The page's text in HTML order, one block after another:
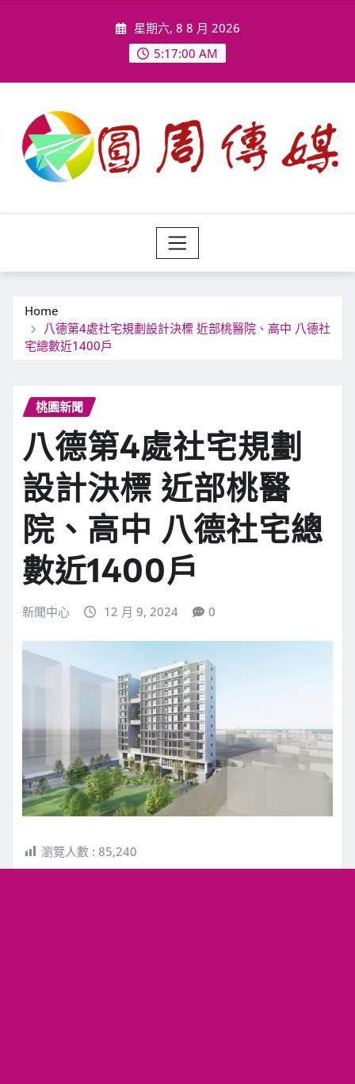
星期六, 8 8 月 2026
5:17:02 AM
Home
八德第4處社宅規劃設計決標 近部桃醫院、高中 八德社
宅總數近1400戶
桃園新聞
八德第4處社宅規劃
設計決標 近部桃醫
院、高中 八德社宅總
數近1400戶
新聞中心 12 月 9, 2024 0
瀏覽人數 : 85,240